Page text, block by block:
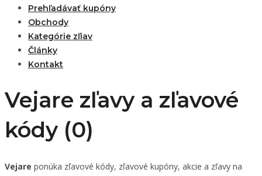
Prehľadávať kupóny
Obchody
Kategórie zľiav
Články
Kontakt
Vejare zľavy a zľavové
kódy (0)
Vejare ponúka zľavové kódy, zľavové kupóny, akcie a zľavy na